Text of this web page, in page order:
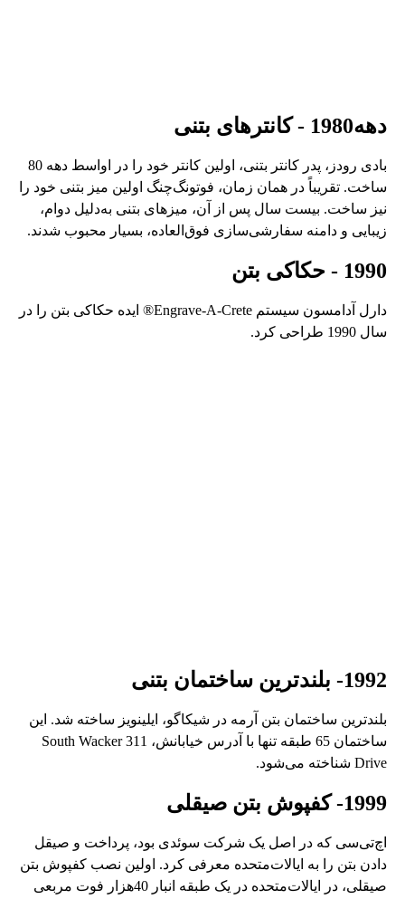
دهه1980 - کانترهای بتنی
بادی رودز، پدر کانتر بتنی، اولین کانتر خود را در اواسط دهه 80
ساخت. تقریباً در همان زمان، فوتونگ‌چنگ اولین میز بتنی خود را
نیز ساخت. بیست سال پس از آن، میزهای بتنی به‌دلیل دوام،
زیبایی و دامنه سفارشی‌سازی فوق‌العاده، بسیار محبوب شدند.
1990 - حکاکی بتن
دارل آدامسون سیستم Engrave-A-Crete® ایده حکاکی بتن را در
سال 1990 طراحی کرد.
1992- بلندترین ساختمان بتنی
بلندترین ساختمان بتن آرمه در شیکاگو، ایلینویز ساخته شد. این
ساختمان 65 طبقه تنها با آدرس خیابانش، 311 South Wacker
Drive شناخته می‌شود.
1999- کفپوش بتن صیقلی
اچ‌تی‌سی که در اصل یک شرکت سوئدی بود، پرداخت و صیقل
دادن بتن را به ایالات‌متحده معرفی کرد. اولین نصب کفپوش بتن
صیقلی، در ایالات‌متحده در یک طبقه انبار 40هزار فوت مربعی